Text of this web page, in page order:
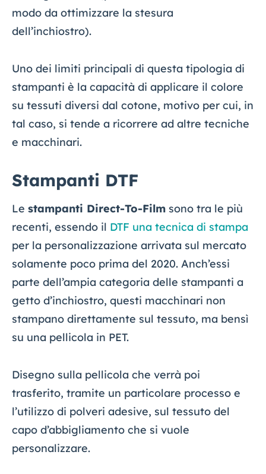
modo da ottimizzare la stesura
dell’inchiostro).
Uno dei limiti principali di questa tipologia di
stampanti è la capacità di applicare il colore
su tessuti diversi dal cotone, motivo per cui, in
tal caso, si tende a ricorrere ad altre tecniche
e macchinari.
Stampanti DTF
Le stampanti Direct-To-Film sono tra le più
recenti, essendo il DTF una tecnica di stampa
per la personalizzazione arrivata sul mercato
solamente poco prima del 2020. Anch’essi
parte dell’ampia categoria delle stampanti a
getto d’inchiostro, questi macchinari non
stampano direttamente sul tessuto, ma bensì
su una pellicola in PET.
Disegno sulla pellicola che verrà poi
trasferito, tramite un particolare processo e
l’utilizzo di polveri adesive, sul tessuto del
capo d’abbigliamento che si vuole
personalizzare.